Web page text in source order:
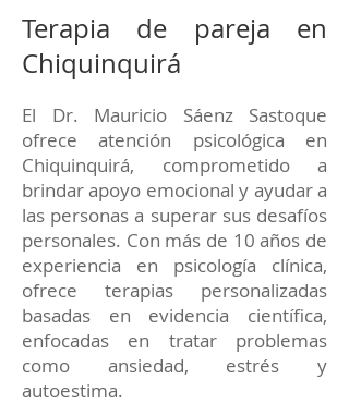
Terapia de pareja en
Chiquinquirá
El Dr. Mauricio Sáenz Sastoque
ofrece atención psicológica en
Chiquinquirá, comprometido a
brindar apoyo emocional y ayudar a
las personas a superar sus desafíos
personales. Con más de 10 años de
experiencia en psicología clínica,
ofrece terapias personalizadas
basadas en evidencia científica,
enfocadas en tratar problemas
como ansiedad, estrés y
autoestima.